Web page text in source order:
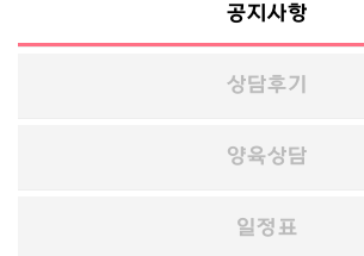
공지사항
상담후기
양육상담
일정표